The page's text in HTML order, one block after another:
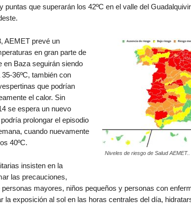
puntas que superarán los 42ºC en el valle del
Niveles de riesgo de Salud
AEMET prevé un
en gran parte de
en Baza seguirán siendo
36ºC, también con
que podrían
el calor. Sin
se espera un nuevo
prolongar el episodio
cuando nuevamente
40ºC.
insisten en la
las precauciones,
mayores, niños pequeños y personas con
la exposición al sol en las horas centrales del día,